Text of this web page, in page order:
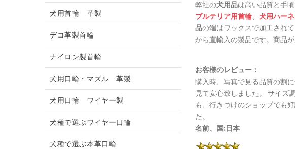
弊社の犬用品は高い品質と手
ブルテリア用首輪、 犬用ハー
品の端はワックスで加工され
から直輸入の製品です。商品
お客様のレビュー：
購入時、写真で見る品質の割
見て安心致しました。 サイズ
も、行きつけのショップでも
た。
名前、国:日本
犬用首輪 革製
デコ革製首輪
ナイロン製首輪
犬用口輪・マズル 革製
犬用口輪 ワイヤー製
犬種で選ぶワイヤー口輪
犬種で選ぶ本革口輪